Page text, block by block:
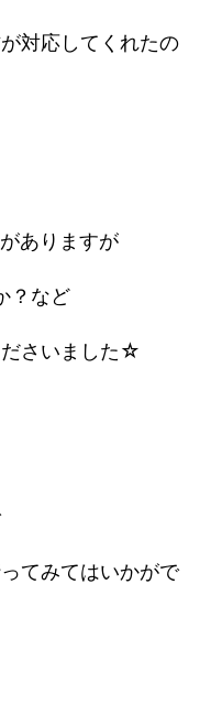
対応してくれたの
ありますが
？など
さいました☆
てみてはいかがで